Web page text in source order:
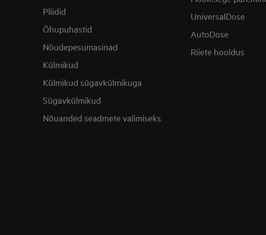
Pliidid
Õhupuhastid
Nõudepesumasinad
Külmikud
Külmikud sügavkülmikuga
Sügavkülmikud
Nõuanded seadmete valimiseks
UniversalDose
AutoDose
Riiete hooldus